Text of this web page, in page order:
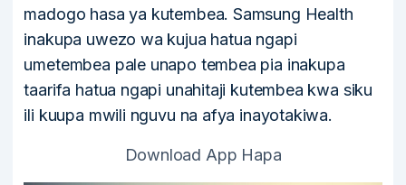
madogo hasa ya kutembea. Samsung Health
inakupa uwezo wa kujua hatua ngapi
umetembea pale unapo tembea pia inakupa
taarifa hatua ngapi unahitaji kutembea kwa siku
ili kuupa mwili nguvu na afya inayotakiwa.
Download App Hapa